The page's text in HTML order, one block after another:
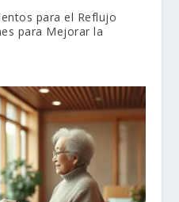
para el Reflujo
para Mejorar la